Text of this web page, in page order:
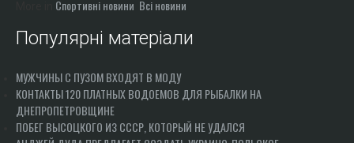
Спортивні новини Всі новини
Популярні матеріали
МУЖЧИНЫ С ПУЗОМ ВХОДЯТ В МОДУ
КОНТАКТЫ 120 ПЛАТНЫХ ВОДОЕМОВ ДЛЯ РЫБАЛКИ НА
ДНЕПРОПЕТРОВЩИНЕ
ПОБЕГ ВЫСОЦКОГО ИЗ СССР, КОТОРЫЙ НЕ УДАЛСЯ